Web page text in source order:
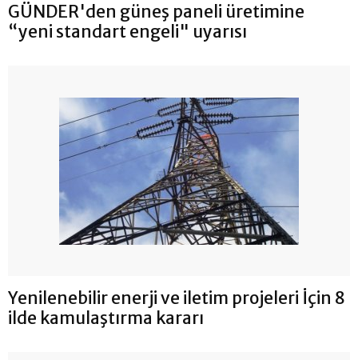
GÜNDER'den güneş paneli üretimine
“yeni standart engeli" uyarısı
Yenilenebilir enerji ve iletim projeleri İçin 8
ilde kamulaştırma kararı